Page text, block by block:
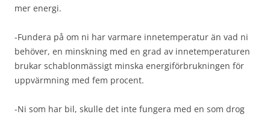
mer energi.
-Fundera på om ni har varmare innetemperatur än vad ni
behöver, en minskning med en grad av innetemperaturen
brukar schablonmässigt minska energiförbrukningen för
uppvärmning med fem procent.
-Ni som har bil, skulle det inte fungera med en som drog